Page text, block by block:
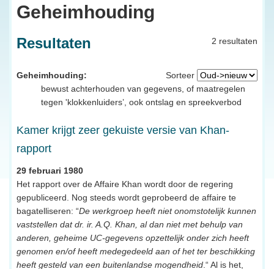
Geheimhouding
2 resultaten
Resultaten
Sorteer
Geheimhouding:
bewust achterhouden van gegevens, of maatregelen
tegen 'klokkenluiders’, ook ontslag en spreekverbod
Kamer krijgt zeer gekuiste versie van Khan-
rapport
29 februari 1980
Het rapport over de Affaire Khan wordt door de regering
gepubliceerd. Nog steeds wordt geprobeerd de affaire te
bagatelliseren: “De werkgroep heeft niet onomstotelijk kunnen
vaststellen dat dr. ir. A.Q. Khan, al dan niet met behulp van
anderen, geheime UC-gegevens opzettelijk onder zich heeft
genomen en/of heeft medegedeeld aan of het ter beschikking
heeft gesteld van een buitenlandse mogendheid .“ Al is het,